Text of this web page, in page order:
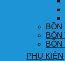
BỒN
BỒN
BỒN
PHỤ KIỆN